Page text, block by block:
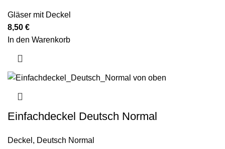
Gläser mit Deckel
8,50 €
In den Warenkorb
Einfachdeckel Deutsch Normal
Deckel , Deutsch Normal